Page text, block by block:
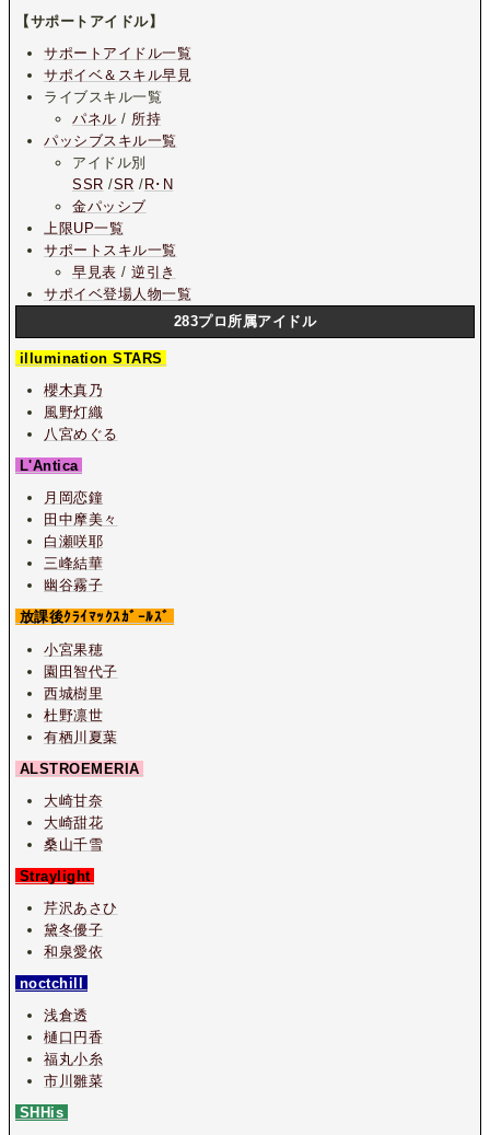
【サポートアイドル】
サポートアイドル一覧
サポイベ＆スキル早見
ライブスキル一覧
パネル / 所持
パッシブスキル一覧
アイドル別
SSR /SR / R･N
金パッシブ
上限UP一覧
サポートスキル一覧
早見表 /逆引き
サポイベ登場人物一覧
283プロ所属アイドル
illumination STARS
櫻木真乃
風野灯織
八宮めぐる
L'Antica
月岡恋鐘
田中摩美々
白瀬咲耶
三峰結華
幽谷霧子
放課後ｸﾗｲﾏｯｸｽｶﾞｰﾙｽﾞ
小宮果穂
園田智代子
西城樹里
杜野凛世
有栖川夏葉
ALSTROEMERIA
大崎甘奈
大崎甜花
桑山千雪
Straylight
芹沢あさひ
黛冬優子
和泉愛依
noctchill
浅倉透
樋口円香
福丸小糸
市川雛菜
SHHis